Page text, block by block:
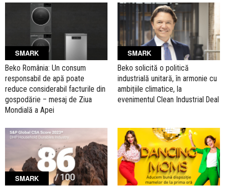
SMARK
Beko România: Un consum
responsabil de apă poate
reduce considerabil facturile din
gospodărie – mesaj de Ziua
Mondială a Apei
SMARK
Beko solicită o politică
industrială unitară, în armonie cu
ambițiile climatice, la
evenimentul Clean Industrial Deal
SMARK